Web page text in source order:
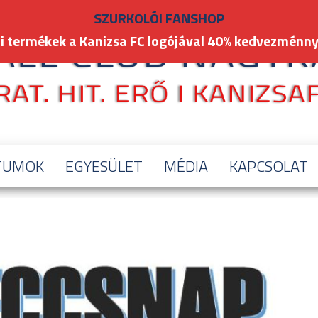
EGYESÜLET MÉDIA KAPCSOLAT
SZURKOLÓI FANSHOP
termékek a Kanizsa FC logójával 40%